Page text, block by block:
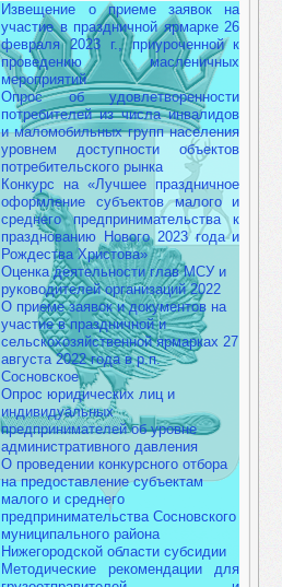
Извещение о приеме заявок на
участие в праздничной ярмарке 26
февраля 2023 г., приуроченной к
проведению масленичных
мероприятий
Опрос об удовлетворенности
потребителей из числа инвалидов
и маломобильных групп населения
уровнем доступности объектов
потребительского рынка
Конкурс на «Лучшее праздничное
оформление субъектов малого и
среднего предпринимательства к
празднованию Нового 2023 года и
Рождества Христова»
Оценка деятельности глав МСУ и
руководителей организаций 2022
О приеме заявок и документов на
участие в праздничной и
сельскохозяйственной ярмарках 27
августа 2022 года в р.п.
Сосновское
Опрос юридических лиц и
индивидуальных
предпринимателей об уровне
административного давления
О проведении конкурсного отбора
на предоставление субъектам
малого и среднего
предпринимательства Сосновского
муниципального района
Нижегородской области субсидии
Методические рекомендации для